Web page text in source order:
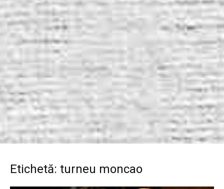
Etichetă: turneu moncao